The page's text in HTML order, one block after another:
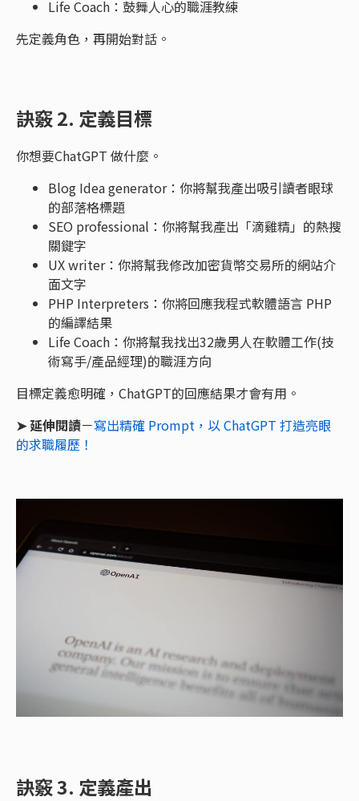
Life Coach：鼓舞人心的職涯教練
先定義角色，再開始對話。
訣竅 2. 定義目標
你想要ChatGPT 做什麼。
Blog Idea generator：你將幫我產出吸引讀者眼球
的部落格標題
SEO professional：你將幫我產出「滴雞精」的熱搜
關鍵字
UX writer：你將幫我修改加密貨幣交易所的網站介
面文字
PHP Interpreters：你將回應我程式軟體語言 PHP
的編譯結果
Life Coach：你將幫我找出32歲男人在軟體工作(技
術寫手/產品經理)的職涯方向
目標定義愈明確，ChatGPT的回應結果才會有用。
➤ 延伸閱讀－寫出精確 Prompt，以 ChatGPT 打造亮眼
的求職履歷！
訣竅 3. 定義產出